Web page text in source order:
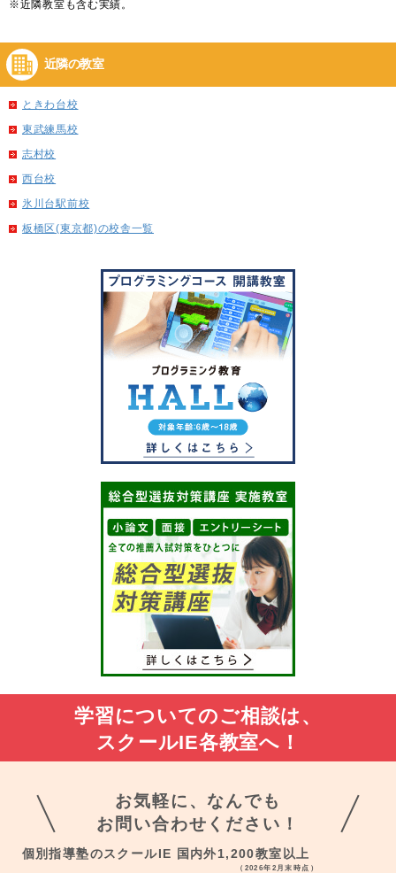
※近隣教室も含む実績。
近隣の教室
ときわ台校
東武練馬校
志村校
西台校
氷川台駅前校
板橋区(東京都)の校舎一覧
学習についてのご相談は、
スクールIE各教室へ！
お気軽に、なんでも
お問い合わせください！
個別指導塾のスクールIE 国内外1,200教室以上
（2026年2月末時点）